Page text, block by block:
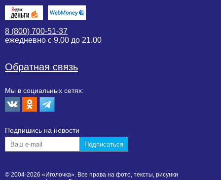
8 (800) 700-51-37
ежедневно с 9.00 до 21.00
Обратная связь
Мы в социальных сетях:
Подпишиcь на новости
© 2004-2026 «Иголочка». Все права на фото, тексты, рисунки